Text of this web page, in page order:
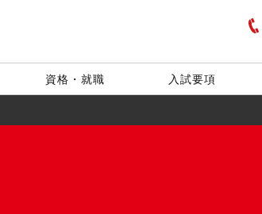
資格・就職 入試要項